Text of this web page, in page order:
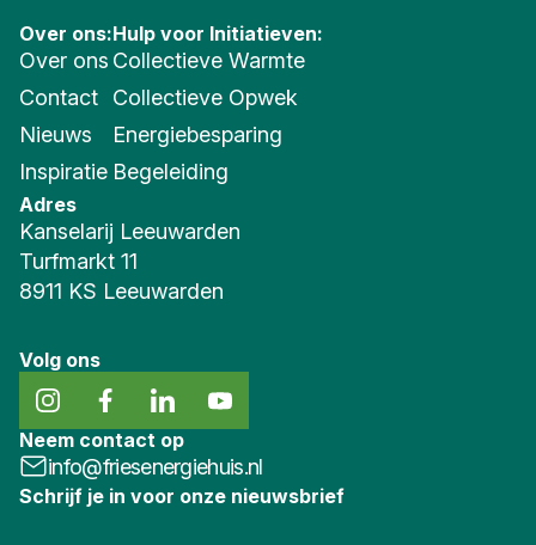
Over ons:
Over ons
Contact
Nieuws
Inspiratie
Hulp voor Initiatieven:
Collectieve Warmte
Collectieve Opwek
Energiebesparing
Begeleiding
Neem contact op
info@friesenergiehuis.nl
Schrijf je in voor onze nieuwsbrief
Adres
Kanselarij Leeuwarden
Turfmarkt 11
8911 KS Leeuwarden
Volg ons